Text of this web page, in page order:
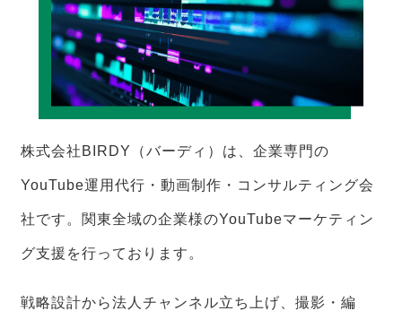
株式会社BIRDY（バーディ）は、企業専門の
YouTube運用代行・動画制作・コンサルティング会
社です。関東全域の企業様のYouTubeマーケティン
グ支援を行っております。
戦略設計から法人チャンネル立ち上げ、撮影・編